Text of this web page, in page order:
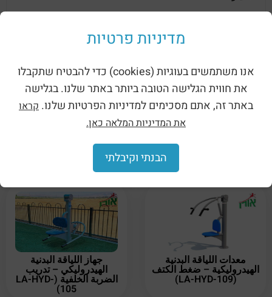
معدات اللياقة البدنية
(העתק) (העתק) (העתק)
معدات اللياقة البدنية
(העתק) (LA-HYD-114)
معدات اللياقة البدنية
الهيدروليكية – ضغط الكتف
(LA-HYD-109)
جهاز اللياقة البدنية
الهيدروليكي – تدريب
الضربة الخلفية (LA-HYD-
105)
מדיניות פרטיות
אנו משתמשים בעוגיות (cookies) כדי להבטיח שתקבלו
את חווית הגלישה הטובה ביותר באתר שלנו. בגלישה
באתר זה, אתם מסכימים למדיניות הפרטיות שלנו. קראו
את המדיניות המלאה כאן.
הבנתי וקיבלתי